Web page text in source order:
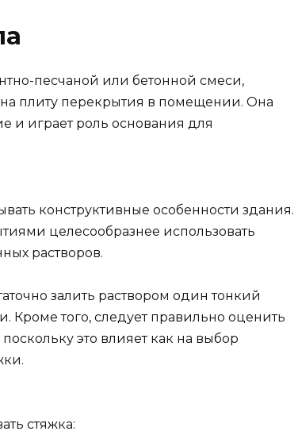
песчаной или бетонной смеси,
плиту перекрытия в помещении. Она
и играет роль основания для
конструктивные особенности здания.
целесообразнее использовать
растворов.
залить раствором один тонкий
Кроме того, следует правильно оценить
это влияет как на выбор
стяжка: